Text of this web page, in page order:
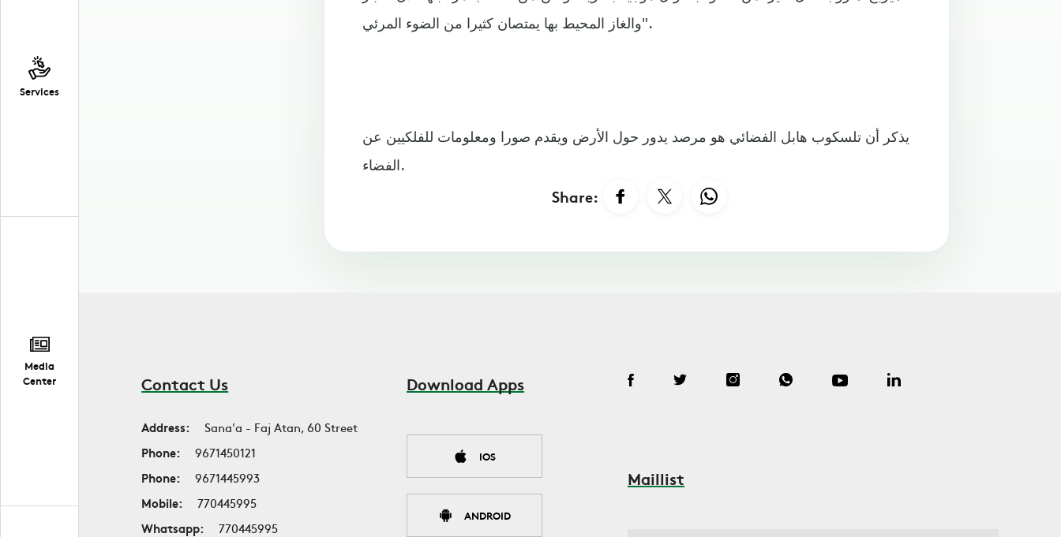
Services
Media
Center
والغاز المحيط بها يمتصان كثيرا من الضوء المرئي".
يذكر أن تلسكوب هابل الفضائي هو مرصد يدور حول الأرض ويقدم صورا ومعلومات للفلكيين عن
الفضاء.
Share:
Contact Us
Address:
Sana'a - Faj Atan, 60 Street
Phone:
9671450121
Phone:
9671445993
Mobile:
770445995
Whatsapp:
770445995
Download Apps
IOS
ANDROID
Maillist